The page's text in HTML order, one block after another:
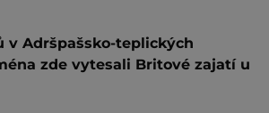
v Adršpašsko-teplických
zde vytesali Britové zajatí u